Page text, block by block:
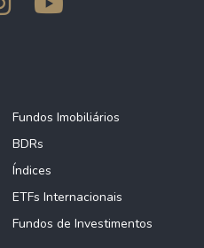
Fundos Imobiliários
BDRs
Índices
ETFs Internacionais
Fundos de Investimentos